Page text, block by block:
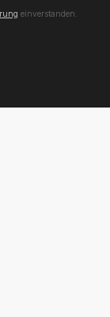
einverstanden.